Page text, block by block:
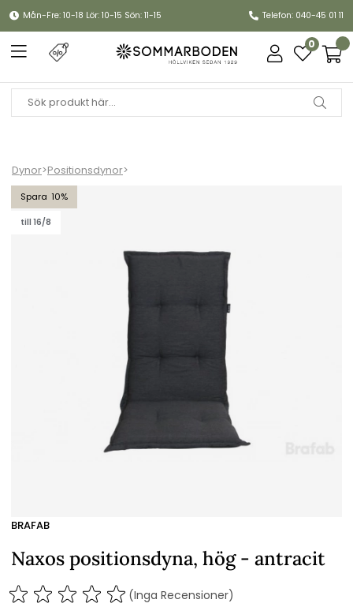
Mån-Fre: 10-18 Lör: 10-15 Sön: 11-15 Telefon: 040-45 01 11
0
Dynor>Positionsdynor>
10
till 16/8
Naxos positionsdyna, hög - antracit
BRAFAB
Naxos positionsdyna, hög - antracit
(Inga Recensioner)